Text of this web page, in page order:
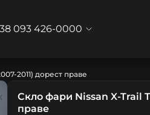
093 426-0000
2011) дорест праве
Скло фари Nissan X-Trail
праве